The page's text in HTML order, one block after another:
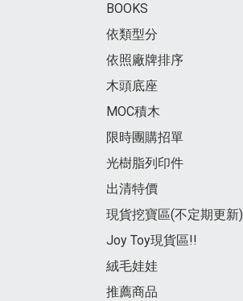
BOOKS
依類型分
依照廠牌排序
木頭底座
MOC積木
限時團購招單
光樹脂列印件
出清特價
現貨挖寶區(不定期更新)
Joy Toy現貨區!!
絨毛娃娃
推薦商品